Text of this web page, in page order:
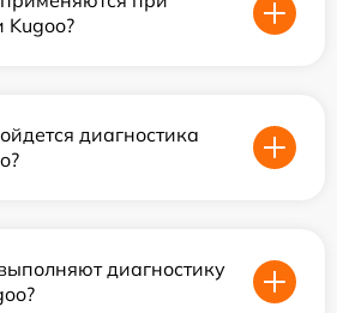
Kugoo?
диагностика
диагностику